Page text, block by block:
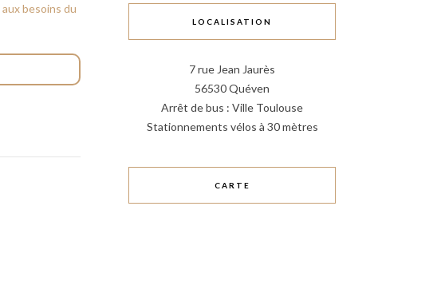
aux besoins du
LOCALISATION
7 rue Jean Jaurès
56530 Quéven
Arrêt de bus : Ville Toulouse
Stationnements vélos à 30 mètres
CARTE